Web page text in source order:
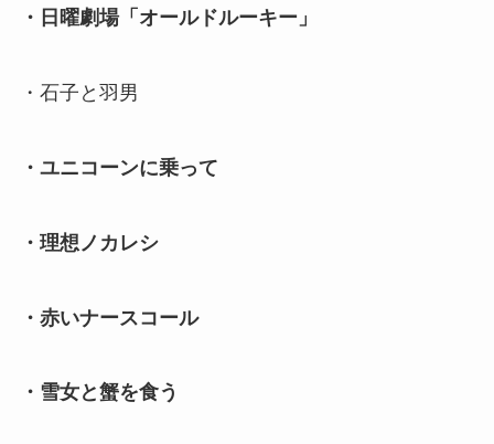
・日曜劇場「オールドルーキー」
・石子と羽男
・ユニコーンに乗って
・理想ノカレシ
・赤いナースコール
・雪女と蟹を食う